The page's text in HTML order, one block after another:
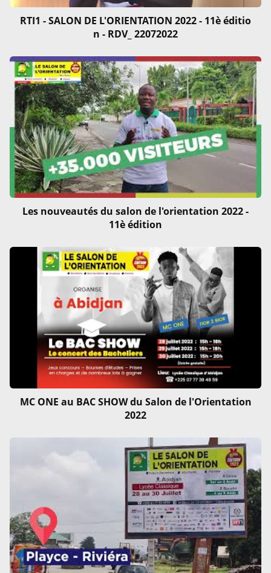
RTI1 - SALON DE L'ORIENTATION 2022 - 11è éditio
n - RDV_ 22072022
Les nouveautés du salon de l'orientation 2022 -
11è édition
MC ONE au BAC SHOW du Salon de l'Orientation
2022